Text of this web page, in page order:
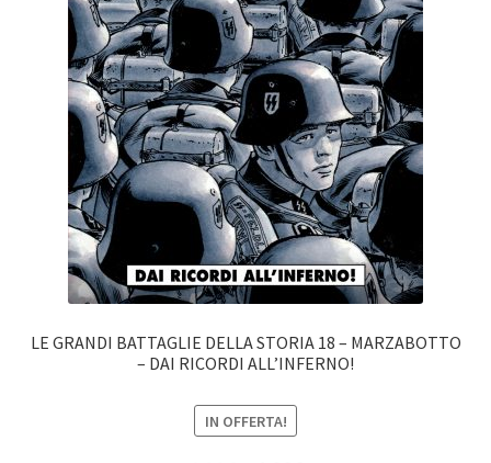
LE GRANDI BATTAGLIE DELLA STORIA 18 – MARZABOTTO
– DAI RICORDI ALL’INFERNO!
IN OFFERTA!